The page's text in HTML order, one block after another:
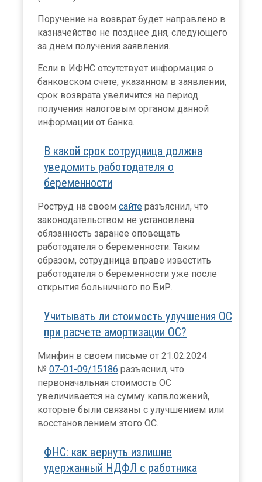
Поручение на возврат будет направлено в
казначейство не позднее дня, следующего
за днем получения заявления.
Если в ИФНС отсутствует информация о
банковском счете, указанном в заявлении,
срок возврата увеличится на период
получения налоговым органом данной
информации от банка.
В какой срок сотрудница должна
уведомить работодателя о
беременности
Роструд на своем сайте разъяснил, что
законодательством не установлена
обязанность заранее оповещать
работодателя о беременности. Таким
образом, сотрудница вправе известить
работодателя о беременности уже после
открытия больничного по БиР.
Учитывать ли стоимость улучшения ОС
при расчете амортизации ОС?
Минфин в своем письме от 21.02.2024
№ 07-01-09/15186 разъяснил, что
первоначальная стоимость ОС
увеличивается на сумму капвложений,
которые были связаны с улучшением или
восстановлением этого ОС.
ФНС: как вернуть излишне
удержанный НДФЛ с работника